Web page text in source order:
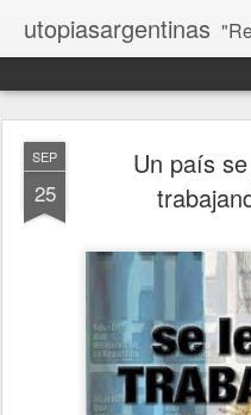
utopiasargentinas "Reír nos
SEP
25
Un país